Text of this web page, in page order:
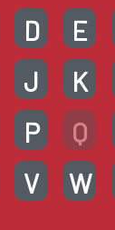
D E
J K
P Q
V W